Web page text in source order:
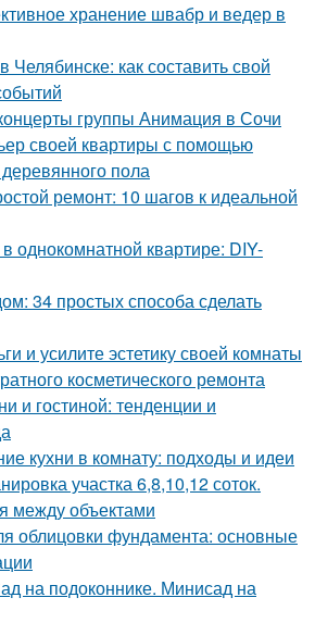
хранение швабр и ведер в
как составить свой
группы Анимация в Сочи
своей квартиры с помощью
пола
ремонт: 10 шагов к идеальной
однокомнатной квартире: DIY-
34 простых способа сделать
и усилите эстетику своей комнаты
косметического ремонта
и гостиной: тенденции и
кухни в комнату: подходы и идеи
участка 6,8,10,12 соток.
между объектами
облицовки фундамента: основные
на подоконнике. Минисад на